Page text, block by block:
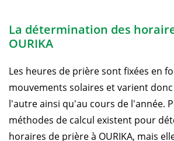
La détermination des
OURIKA
Les heures de prière sont fixées en
mouvements solaires et varient
l'autre ainsi qu'au cours de l'année.
méthodes de calcul existent pour
horaires de prière à OURIKA, mais